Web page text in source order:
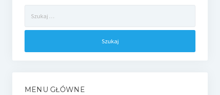
MENU GŁÓWNE